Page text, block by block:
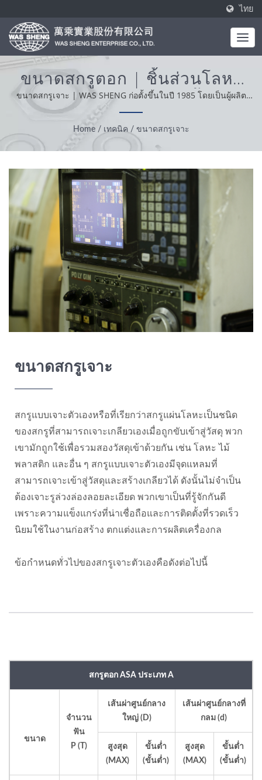
ไทย
ขนาดสกรูตอก | ชิ้นส่วนโลหะ
อุตสาหกรรม - การผลิตชิ้นส่วน
โลหะ - การตีและการปั้น | WAS
SHENG
ขนาดสกรูเจาะ | WAS SHENG ก่อตั้งขึ้นในปี 1985 โดยเป็นผู้ผลิต
แบบครบวงจร ค่านิยมหลักของเราคือความเชี่ยวชาญ ความสะดวก
สบายและการแก้ปัญหา จากการสนับสนุนลูกค้าของเราทั่วโลก เรา
ดำเนินธุรกิจด้วยความซื่อสัตย์ มีทัศนคติที่เหมาะสมและเป็นที่เชื่อถือให้
บริการและผลิตภัณฑ์ที่ดีที่สุด
Home / เทคนิค / ขนาดสกรูเจาะ
ขนาดสกรูเจาะ
สกรูแบบเจาะตัวเองหรือที่เรียกว่าสกรูแผ่นโลหะเป็นชนิด
ของสกรูที่สามารถเจาะเกลียวเองเมื่อถูกขับเข้าสู่วัสดุ พวก
เขามักถูกใช้เพื่อรวมสองวัสดุเข้าด้วยกัน เช่น โลหะ ไม้
พลาสติก และอื่น ๆ สกรูแบบเจาะตัวเองมีจุดแหลมที่
สามารถเจาะเข้าสู่วัสดุและสร้างเกลียวได้ ดังนั้นไม่จำเป็น
ต้องเจาะรูล่วงล่องลอยละเอียด พวกเขาเป็นที่รู้จักกันดี
เพราะความแข็งแกร่งที่น่าเชื่อถือและการติดตั้งที่รวดเร็ว
นิยมใช้ในงานก่อสร้าง ตกแต่งและการผลิตเครื่องกล
ข้อกำหนดทั่วไปของสกรูเจาะตัวเองคือดังต่อไปนี้
สกรูตอก ASA ประเภท A
ขนาด
จำนวน
ฟัน
P (T)
เส้นผ่าศูนย์กลาง
ใหญ่ (D)
เส้นผ่าศูนย์กลางที่
กลม (d)
สูงสุด
(MAX)
ขั้นต่ำ
(ขั้นต่ำ)
สูงสุด
(MAX)
ขั้นต่ำ
(ขั้นต่ำ)